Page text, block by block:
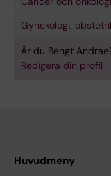
C
S
Gynekologi,
Är du Bengt
Redigera din profil
Huvudmeny